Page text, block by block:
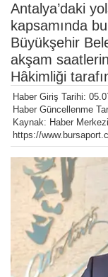
Antalya’daki
kapsamında
Büyükşehir
akşam
Hâkimliği
Haber Giriş Tarihi:
Haber Güncellenme
Kaynak: Haber Merkezi
https://